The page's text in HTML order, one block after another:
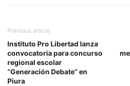
Previous article
Instituto Pro Libertad lanza
convocatoria para concurso
regional escolar
“Generación Debate” en
Piura